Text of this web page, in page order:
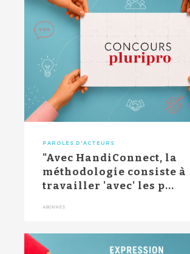
PAROLES D'ACTEURS
"Avec HandiConnect, la
méthodologie consiste à
travailler 'avec' les p...
ABONNÉS